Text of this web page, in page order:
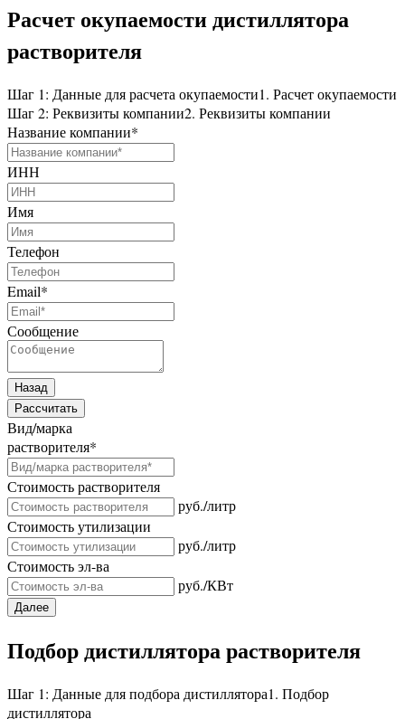
Расчет окупаемости дистиллятора
растворителя
Шаг 1: Данные для расчета окупаемости1. Расчет окупаемости
Шаг 2: Реквизиты компании2. Реквизиты компании
Название компании*
ИНН
Имя
Телефон
Email*
Сообщение
Назад
Рассчитать
Вид/марка
растворителя*
Стоимость растворителя
руб./литр
Стоимость утилизации
руб./литр
Стоимость эл-ва
руб./КВт
Далее
Подбор дистиллятора растворителя
Шаг 1: Данные для подбора дистиллятора1. Подбор
дистиллятора